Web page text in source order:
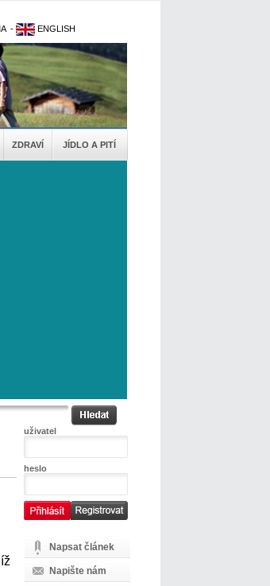
- ENGLISH
ZDRAVÍ JÍDLO A PITÍ
uživatel
heslo
Napsat článek
Napište nám